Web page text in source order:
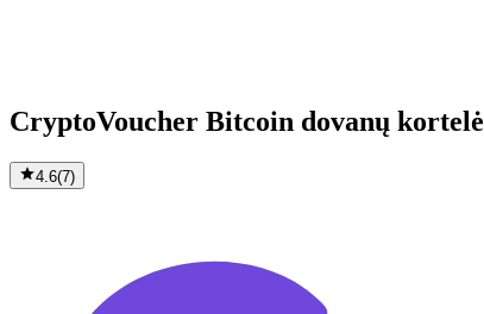
CryptoVoucher Bitcoin dovanų kortelė
4.6(7)